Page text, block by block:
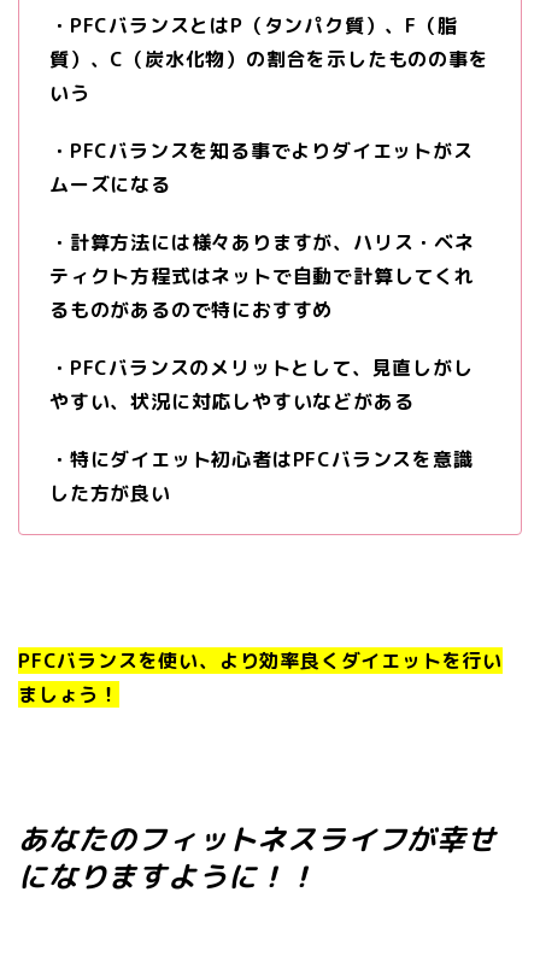
・PFCバランスとはP（タンパク質）、F（脂
質）、C（炭水化物）の割合を示したものの事を
いう
・PFCバランスを知る事でよりダイエットがス
ムーズになる
・計算方法には様々ありますが、ハリス・ベネ
ティクト方程式はネットで自動で計算してくれ
るものがあるので特におすすめ
・PFCバランスのメリットとして、見直しがし
やすい、状況に対応しやすいなどがある
・特にダイエット初心者はPFCバランスを意識
した方が良い
PFCバランスを使い、より効率良くダイエットを行い
ましょう！
あなたのフィットネスライフが幸せ
になりますように！！